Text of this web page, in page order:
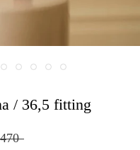
/ 36,5 fitting